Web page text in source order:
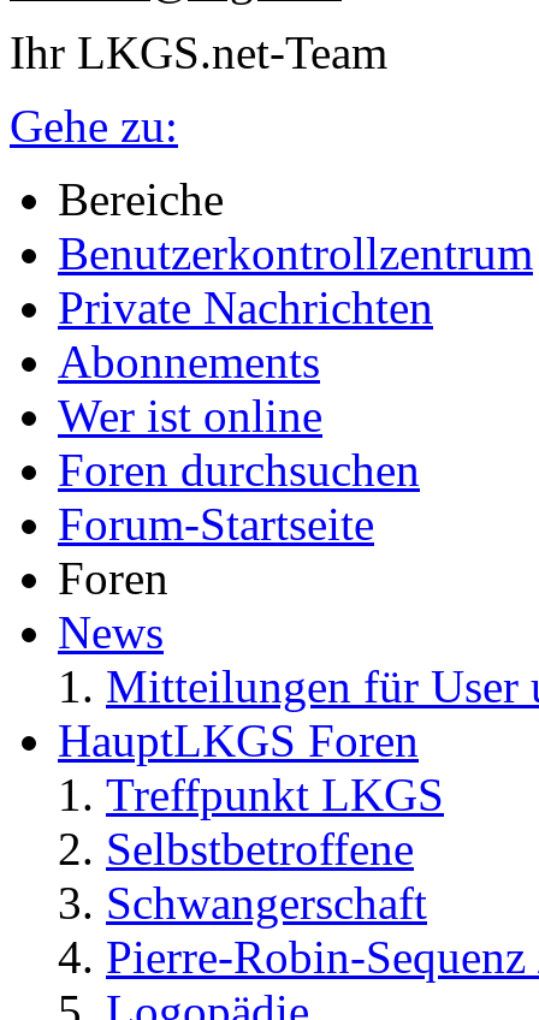
Ihr LKGS.net-Team
Gehe zu:
Bereiche
Benutzerkontrollzentrum
Private Nachrichten
Abonnements
Wer ist online
Foren durchsuchen
Forum-Startseite
Foren
News
Mitteilungen für User
HauptLKGS Foren
Treffpunkt LKGS
Selbstbetroffene
Schwangerschaft
Pierre-Robin-